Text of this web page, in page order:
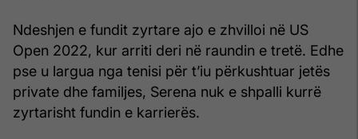
Ndeshjen e fundit zyrtare ajo e zhvilloi në US
Open 2022, kur arriti deri në raundin e tretë. Edhe
pse u largua nga tenisi për t’iu përkushtuar jetës
private dhe familjes, Serena nuk e shpalli kurrë
zyrtarisht fundin e karrierës.